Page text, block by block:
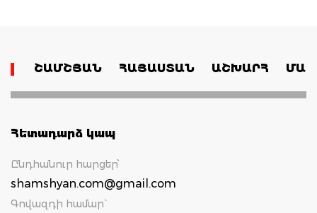
ՇԱՄՇՅԱՆ ՀԱՅԱՍՏԱՆ ԱՇԽԱՐՀ
Հետադարձ կապ
Ընդհանուր հարցեր՝
shamshyan.com@gmail.com
Գովազդի համար`